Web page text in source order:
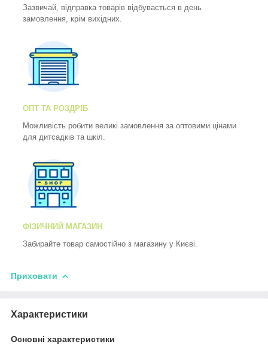
Зазвичай, відправка товарів відбувається в день
замовлення, крім вихідних.
ОПТ ТА РОЗДРІБ
Можливість робити великі замовлення за оптовими цінами
для дитсадків та шкіл.
ФІЗИЧНИЙ МАГАЗИН
Забирайте товар самостійно з магазину у Києві.
Приховати
Характеристики
Основні характеристики